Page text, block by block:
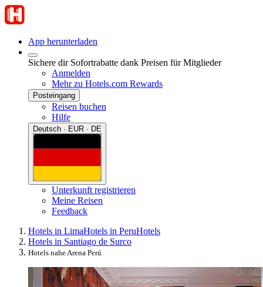
App herunterladen
Sichere dir Sofortrabatte dank Preisen für Mitglieder
Anmelden
Mehr zu Hotels.com Rewards
Posteingang
Reisen buchen
Hilfe
Deutsch · EUR · DE
Unterkunft registrieren
Meine Reisen
Feedback
Hotels in LimaHotels in PeruHotels
Hotels in Santiago de Surco
Hotels nahe Arena Perú